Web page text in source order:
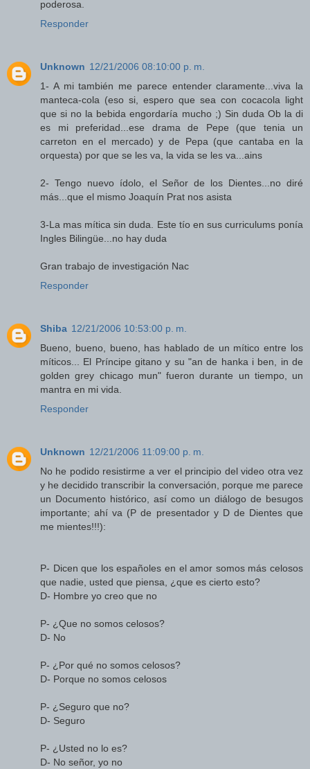
poderosa.
Responder
Unknown 12/21/2006 08:10:00 p. m.
1- A mi también me parece entender claramente...viva la
manteca-cola (eso si, espero que sea con cocacola light
que si no la bebida engordaría mucho ;) Sin duda Ob la di
es mi preferidad...ese drama de Pepe (que tenia un
carreton en el mercado) y de Pepa (que cantaba en la
orquesta) por que se les va, la vida se les va...ains
2- Tengo nuevo ídolo, el Señor de los Dientes...no diré
más...que el mismo Joaquín Prat nos asista
3-La mas mítica sin duda. Este tío en sus curriculums ponía
Ingles Bilingüe...no hay duda
Gran trabajo de investigación Nac
Responder
Shiba 12/21/2006 10:53:00 p. m.
Bueno, bueno, bueno, has hablado de un mítico entre los
míticos... El Príncipe gitano y su "an de hanka i ben, in de
golden grey chicago mun" fueron durante un tiempo, un
mantra en mi vida.
Responder
Unknown 12/21/2006 11:09:00 p. m.
No he podido resistirme a ver el principio del video otra vez
y he decidido transcribir la conversación, porque me parece
un Documento histórico, así como un diálogo de besugos
importante; ahí va (P de presentador y D de Dientes que
me mientes!!!):
P- Dicen que los españoles en el amor somos más celosos
que nadie, usted que piensa, ¿que es cierto esto?
D- Hombre yo creo que no
P- ¿Que no somos celosos?
D- No
P- ¿Por qué no somos celosos?
D- Porque no somos celosos
P- ¿Seguro que no?
D- Seguro
P- ¿Usted no lo es?
D- No señor, yo no